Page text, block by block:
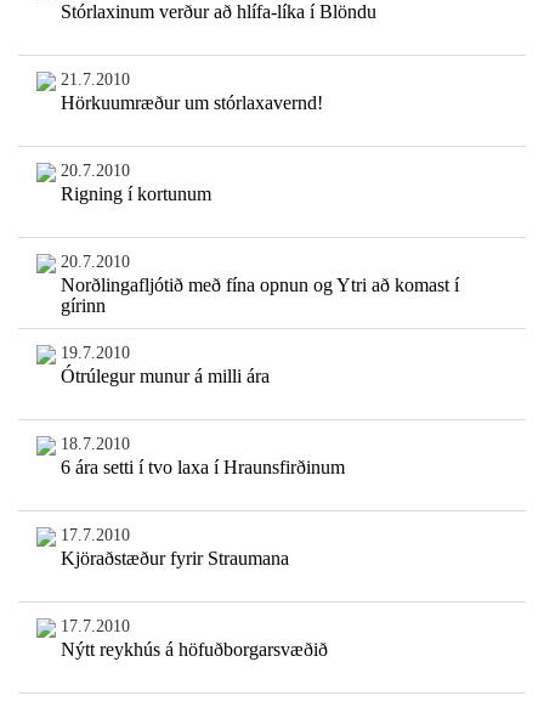
Stórlaxinum verður að hlífa-líka í Blöndu
21.7.2010
Hörkuumræður um stórlaxavernd!
20.7.2010
Rigning í kortunum
20.7.2010
Norðlingafljótið með fína opnun og Ytri að komast í
gírinn
19.7.2010
Ótrúlegur munur á milli ára
18.7.2010
6 ára setti í tvo laxa í Hraunsfirðinum
17.7.2010
Kjöraðstæður fyrir Straumana
17.7.2010
Nýtt reykhús á höfuðborgarsvæðið